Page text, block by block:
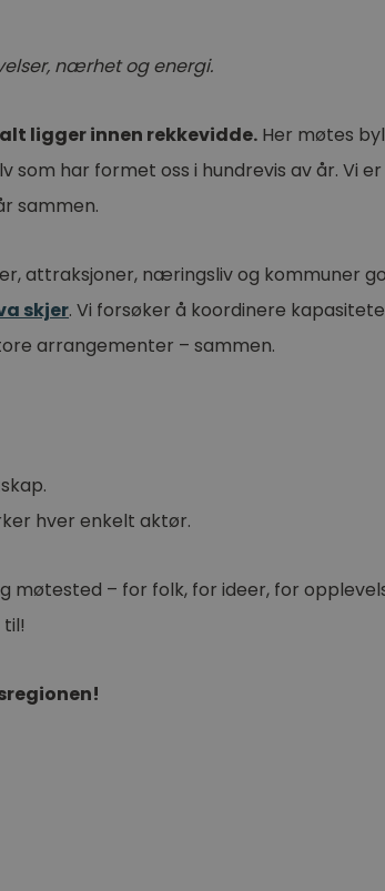
nærhet og energi.
ligger innen rekkevidde. Her møtes
som har formet oss i hundrevis av år. Vi
sammen.
attraksjoner, næringsliv og kommuner
skjer. Vi forsøker å koordinere
arrangementer – sammen.
hver enkelt aktør.
møtested – for folk, for ideer, for